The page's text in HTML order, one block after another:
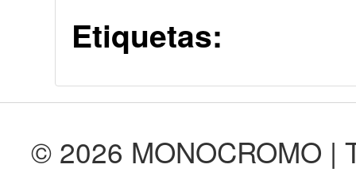
Etiquetas:
© 2026 MONOCROMO |